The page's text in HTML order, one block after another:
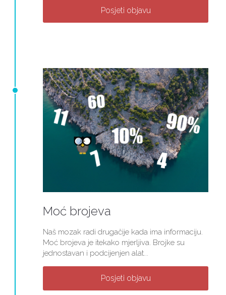
Posjeti objavu
Moć brojeva
Naš mozak radi drugačije kada ima informaciju.
Moć brojeva je itekako mjerljiva. Brojke su
jednostavan i podcijenjen alat...
Posjeti objavu